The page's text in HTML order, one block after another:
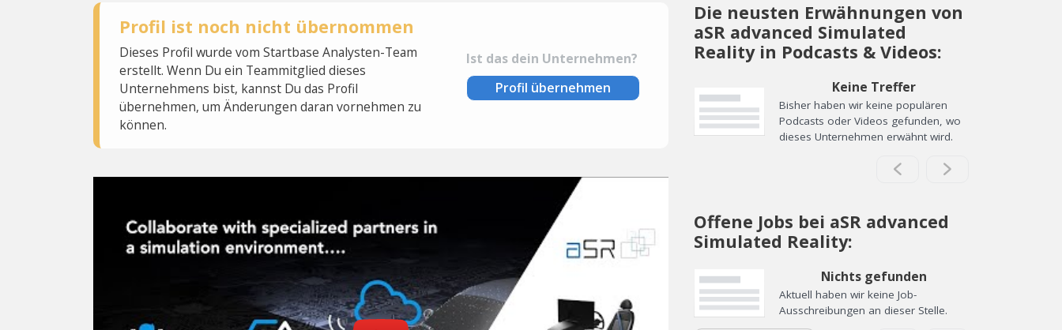
Profil ist noch nicht übernommen
Dieses Profil wurde vom Startbase Analysten-Team
erstellt. Wenn Du ein Teammitglied dieses
Unternehmens bist, kannst Du das Profil
übernehmen, um Änderungen daran vornehmen zu
können.
Ist das dein Unternehmen?
Profil übernehmen
Die neusten Erwähnungen von
aSR advanced Simulated
Reality in Podcasts & Videos:
Keine Treffer
Bisher haben wir keine populären
Podcasts oder Videos gefunden, wo
dieses Unternehmen erwähnt wird.
Offene Jobs bei aSR advanced
Simulated Reality:
Nichts gefunden
Aktuell haben wir keine Job-
Ausschreibungen an dieser Stelle.